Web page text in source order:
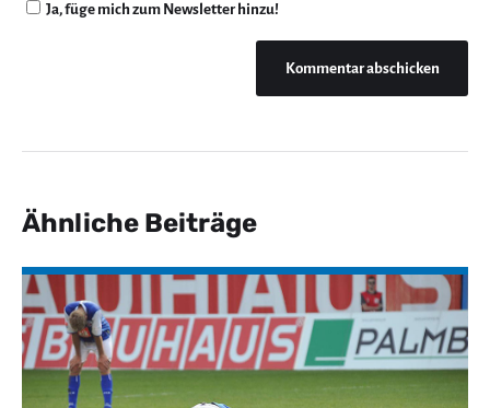
Ja, füge mich zum Newsletter hinzu!
Ähnliche Beiträge